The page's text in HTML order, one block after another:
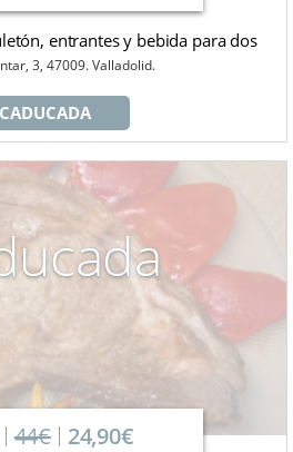
entrantes y bebida para dos
3, 47009. Valladolid.
CADUCADA
44€ 24,90€